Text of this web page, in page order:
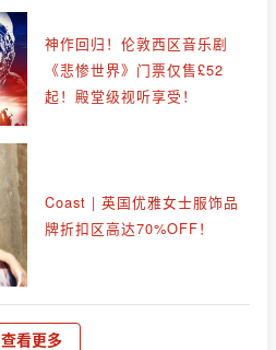
神作回归！伦敦西区音乐剧
《悲惨世界》门票仅售£52
起！殿堂级视听享受！
Coast | 英国优雅女士服饰品
牌折扣区高达70%OFF！
查看更多